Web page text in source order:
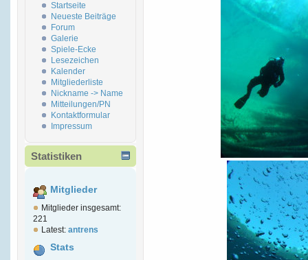
Startseite
Neueste Beiträge
Forum
Galerie
Spiele-Ecke
Lesezeichen
Kalender
Mitgliederliste
Nickname -> Name
Mitteilungen/PN
Kontaktformular
Impressum
Statistiken
Mitglieder
Mitglieder insgesamt:
221
Latest: antrens
Stats